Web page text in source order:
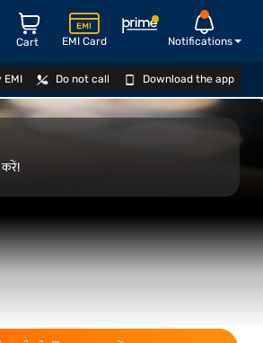
EMI Card Notifications
Cart
EMI Do not call Download the app
योग्यता जानें
करें!